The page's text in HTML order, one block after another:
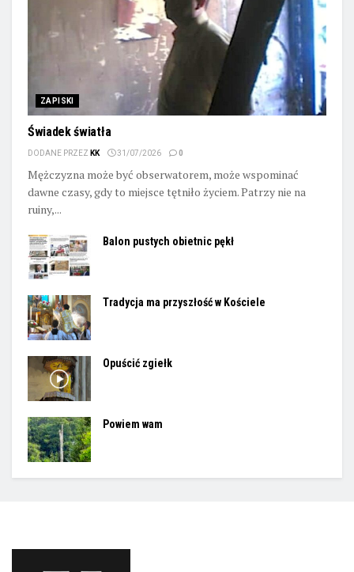
ZAPISKI
Świadek światła
DODANE PRZEZ KK 31/07/2026 0
Mężczyzna może być obserwatorem, może wspominać
dawne czasy, gdy to miejsce tętniło życiem. Patrzy nie na
ruiny,...
Balon pustych obietnic pękł
Tradycja ma przyszłość w Kościele
Opuścić zgiełk
Powiem wam